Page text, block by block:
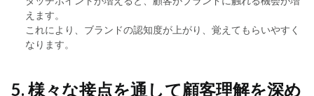
えます。
これにより、ブランドの認知度が上がり、覚えてもらいやすく
なります。
5. 様々な接点を通して顧客理解を深め